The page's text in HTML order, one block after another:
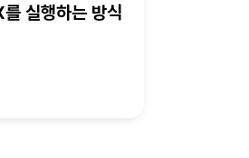
실행하는 방식